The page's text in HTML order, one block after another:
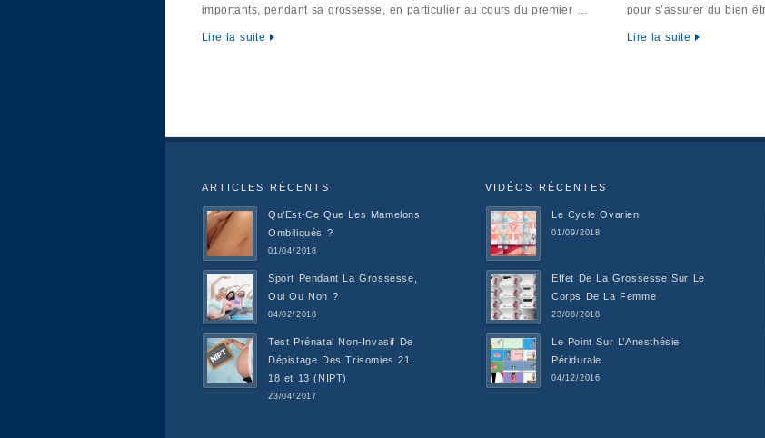
importants, pendant sa grossesse, en particulier au cours du premier …
Lire la suite
pour s’assurer du bien
Lire la suite
ARTICLES RÉCENTS
Qu’Est-Ce Que Les Mamelons
Ombiliqués ?
01/04/2018
Sport Pendant La Grossesse,
Oui Ou Non ?
04/02/2018
Test Prénatal Non-Invasif De
Dépistage Des Trisomies 21,
18 et 13 (NIPT)
23/04/2017
VIDÉOS RÉCENTES
Le Cycle Ovarien
01/09/2018
Effet De La Grossesse Sur Le
Corps De La Femme
23/08/2018
Le Point Sur L’Anesthésie
Péridurale
04/12/2016